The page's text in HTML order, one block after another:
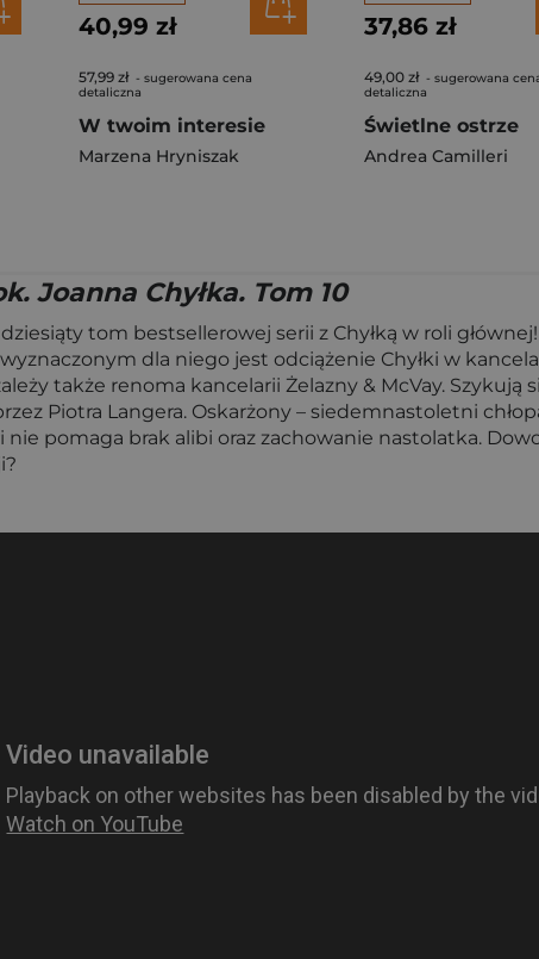
40,99 zł
57,99 zł - sugerowana cena
detaliczna
W twoim interesie
Marzena Hryniszak
37,86 zł
49,00 zł - sugerowana
detaliczna
Świetlne ostrze
Andrea Camilleri
Joanna Chyłka. Tom 10
tom bestsellerowej serii z Chyłką w roli
dla niego jest odciążenie Chyłki w
także renoma kancelarii Żelazny & McVay.
Piotra Langera. Oskarżony – siedemnastoletni
pomaga brak alibi oraz zachowanie nastolatka.